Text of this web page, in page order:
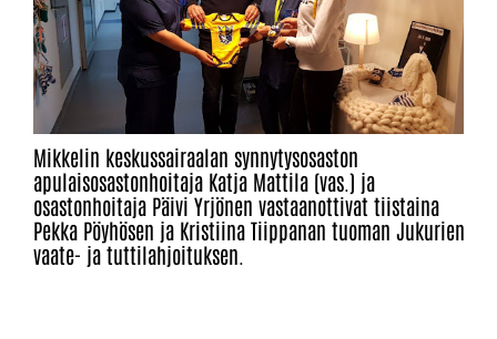
Mikkelin keskussairaalan synnytysosaston
apulaisosastonhoitaja Katja Mattila (vas.) ja
osastonhoitaja Päivi Yrjönen vastaanottivat tiistaina
Pekka Pöyhösen ja Kristiina Tiippanan tuoman Jukurien
vaate- ja tuttilahjoituksen.